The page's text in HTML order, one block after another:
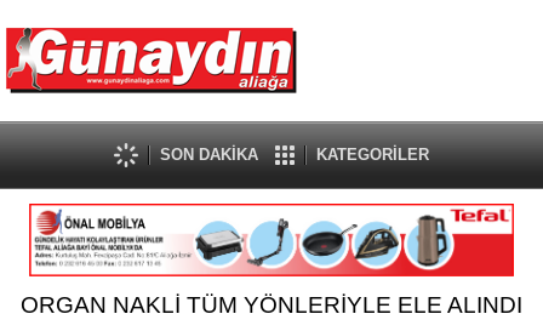
SON DAKİKA KATEGORİLER
ORGAN NAKLİ TÜM YÖNLERİYLE ELE ALINDI